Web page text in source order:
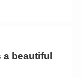
a beautiful